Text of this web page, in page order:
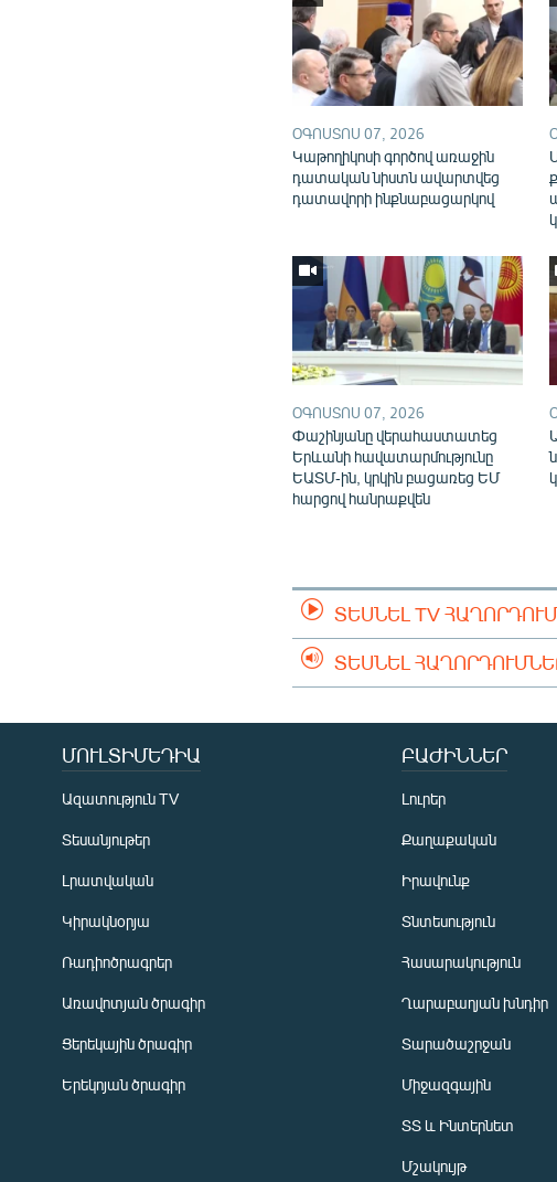
ՕԳՈՍՏՈՍ 07, 2026
Կաթողիկոսի գործով առաջին
դատական նիստն ավարտվեց
դատավորի ինքնաբացարկով
ՕԳՈՍՏՈՍ 07, 2026
Փաշինյանը վերահաստատեց
Երևանի հավատարմությունը
ԵԱՏՄ-ին, կրկին բացառեց ԵՄ
հարցով հանրաքվեն
ՏԵՍՆԵԼ TV
ՏԵՍՆԵԼ
ՄՈՒԼՏԻՄԵԴԻԱ
Ազատություն TV
Տեսանյութեր
Լրատվական
Կիրակնօրյա
Ռադիոծրագրեր
Առավոտյան ծրագիր
Ցերեկային ծրագիր
Երեկոյան ծրագիր
ԲԱԺԻՆՆԵՐ
Լուրեր
Քաղաքական
Իրավունք
Տնտեսություն
Հասարակություն
Ղարաբաղյան խնդիր
Տարածաշրջան
Միջազգային
ՏՏ և Ինտերնետ
Մշակույթ